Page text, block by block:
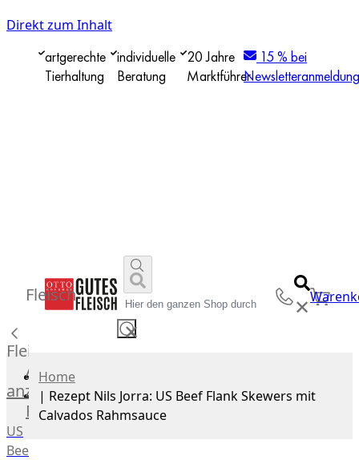
Direkt zum Inhalt
artgerechte
Tierhaltung
individuelle
Beratung
20 Jahre
Marktführer
15 % bei
Newsletteranmeldung
✕
✕
Fleisch
Fleisch
Alle
anzeigen
Rind
US
Beef
Home
| Rezept Nils Jorra: US Beef Flank Skewers mit
Calvados Rahmsauce